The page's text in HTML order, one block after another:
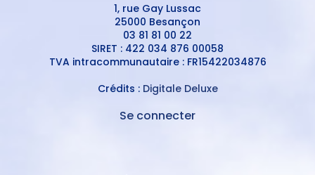
1, rue Gay Lussac
25000 Besançon
03 81 81 00 22
SIRET : 422 034 876 00058
TVA intracommunautaire : FR15422034876
Crédits : Digitale Deluxe
Se connecter